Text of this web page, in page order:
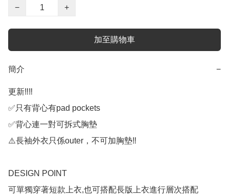
−
+
加至購物車
簡介 −
更新‼️‼️
✅只有背心有pad pockets
✅背心連一對可拆式胸墊
⚠️長袖外衣只係outer，不可加胸墊‼️
DESIGN POINT
可單獨穿著短款上衣,也可搭配長版上衣進行層次搭配